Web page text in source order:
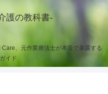
護の教科書-
、元作業療法士が本音で暴露する
イド